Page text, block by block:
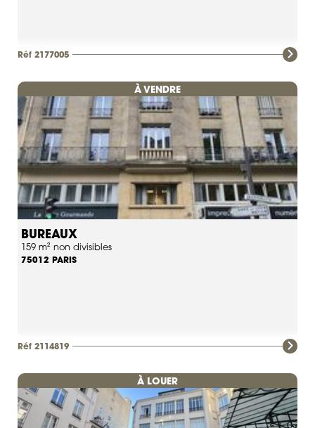
Réf 2177005
À VENDRE
BUREAUX
159 m² non divisibles
75012 PARIS
Réf 2114819
À LOUER